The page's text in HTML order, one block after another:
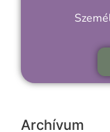
Archívum